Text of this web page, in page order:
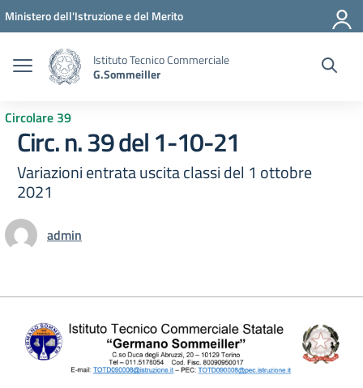
Vai ai contenuti
Vai al menu di navigazione
Vai al footer
Ministero dell'Istruzione e del Merito
Istituto Tecnico Commerciale
G.Sommeiller
Circolare 39
Circ. n. 39 del 1-10-21
Variazioni entrata uscita classi del 1 ottobre
2021
admin